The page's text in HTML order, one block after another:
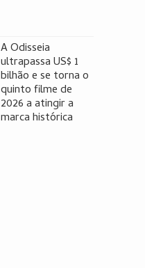
A Odisseia
ultrapassa US$ 1
bilhão e se torna o
quinto filme de
2026 a atingir a
marca histórica